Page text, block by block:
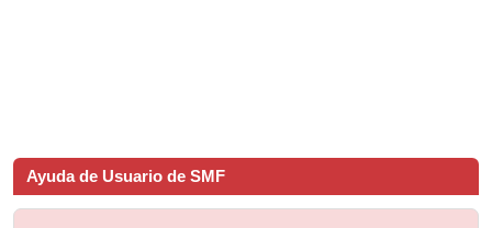
Ayuda de Usuario de SMF